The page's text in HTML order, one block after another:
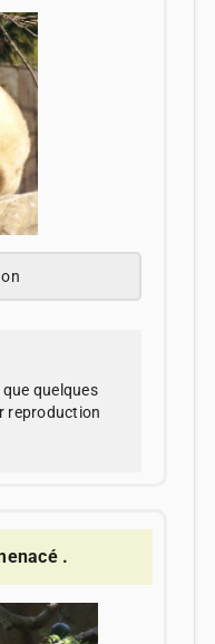
quelques
reproduction
.